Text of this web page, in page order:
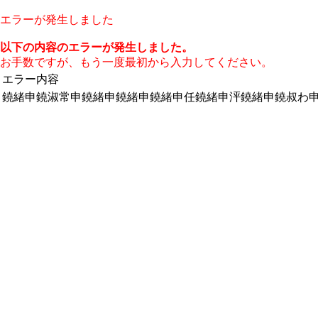
エラーが発生しました
以下の内容のエラーが発生しました。
お手数ですが、もう一度最初から入力してください。
エラー内容
鐃緒申鐃淑常申鐃緒申鐃緒申鐃緒申任鐃緒申泙鐃緒申鐃叔わ